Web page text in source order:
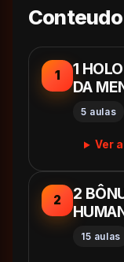
1
1
DA
5 aulas
Ver
2
2
15 aulas